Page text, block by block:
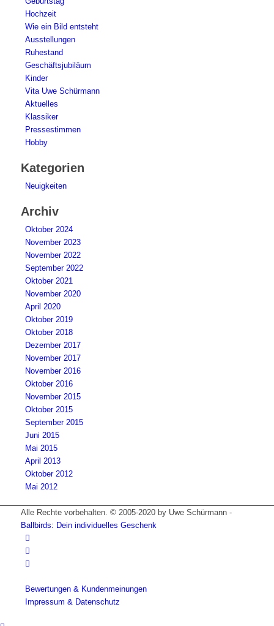
Hochzeit
Wie ein Bild entsteht
Ausstellungen
Ruhestand
Geschäftsjubiläum
Kinder
Vita Uwe Schürmann
Aktuelles
Klassiker
Pressestimmen
Hobby
Kategorien
Neuigkeiten
Archiv
Oktober 2024
November 2023
November 2022
September 2022
Oktober 2021
November 2020
April 2020
Oktober 2019
Oktober 2018
Dezember 2017
November 2017
November 2016
Oktober 2016
November 2015
Oktober 2015
September 2015
Juni 2015
Mai 2015
April 2013
Oktober 2012
Mai 2012
Alle Rechte vorbehalten. © 2005-2020 by Uwe Schürmann -
Ballbirds: Dein individuelles Geschenk
Bewertungen & Kundenmeinungen
Impressum & Datenschutz